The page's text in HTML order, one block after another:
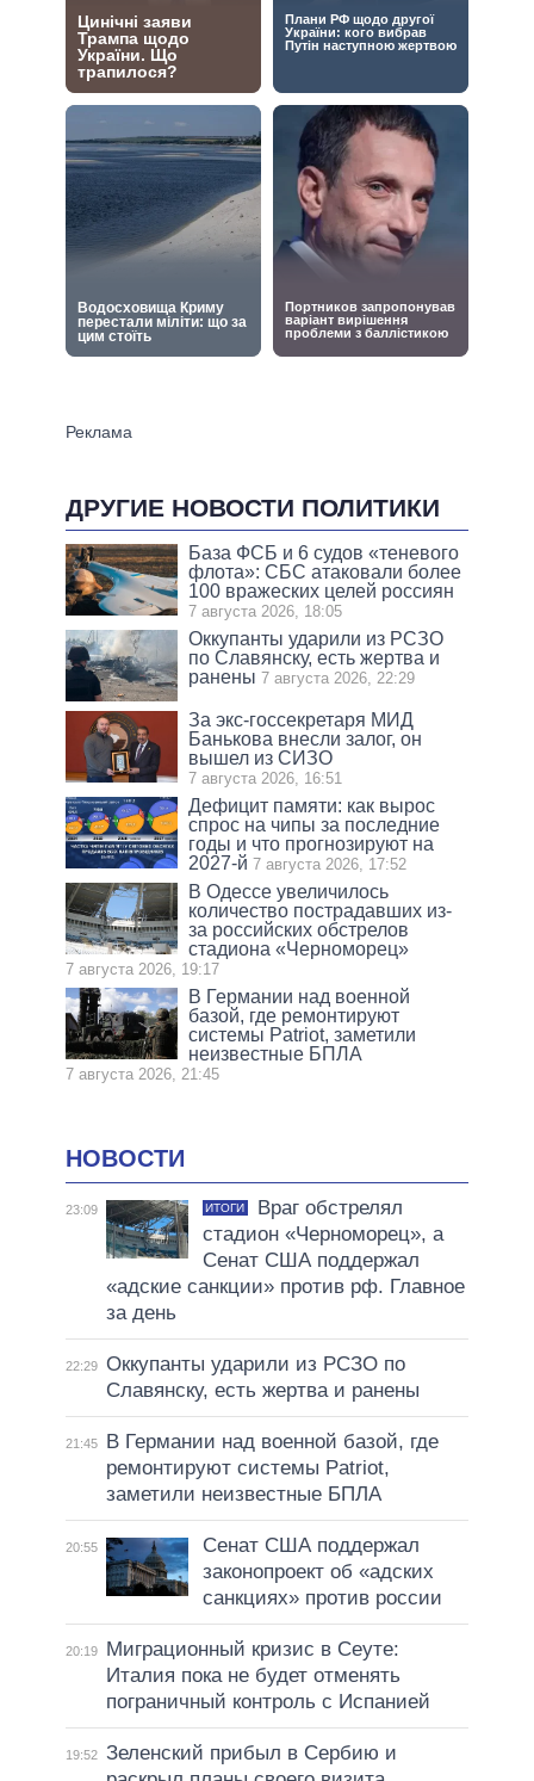
ДРУГИЕ НОВОСТИ ПОЛИТИКИ
База ФСБ и 6 судов «теневого
флота»: СБС атаковали более
100 вражеских целей россиян
7 августа 2026, 18:05
Оккупанты ударили из РСЗО
по Славянску, есть жертва и
ранены 7 августа 2026, 22:29
За экс-госсекретаря МИД
Банькова внесли залог, он
вышел из СИЗО
7 августа 2026, 16:51
Дефицит памяти: как вырос
спрос на чипы за последние
годы и что прогнозируют на
2027-й 7 августа 2026, 17:52
В Одессе увеличилось
количество пострадавших из-
за российских обстрелов
стадиона «Черноморец»
7 августа 2026, 19:17
В Германии над военной
базой, где ремонтируют
системы Patriot, заметили
неизвестные БПЛА
7 августа 2026, 21:45
НОВОСТИ
23:09 ИТОГИ
Враг обстрелял
стадион «Черноморец», а
Сенат США поддержал
«адские санкции» против рф. Главное
за день
22:29 Оккупанты ударили из РСЗО по
Славянску, есть жертва и ранены
21:45
В Германии над военной базой, где
ремонтируют системы Patriot,
заметили неизвестные БПЛА
20:55
Сенат США поддержал
законопроект об «адских
санкциях» против россии
20:19
Миграционный кризис в Сеуте:
Италия пока не будет отменять
пограничный контроль с Испанией
19:52 Зеленский прибыл в Сербию и